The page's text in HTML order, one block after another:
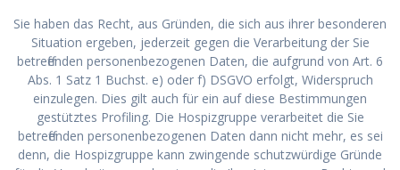
Sie haben das Recht, aus Gründen, die sich aus ihrer besonderen
Situation ergeben, jederzeit gegen die Verarbeitung der Sie
betreffenden personenbezogenen Daten, die aufgrund von Art. 6
Abs. 1 Satz 1 Buchst. e) oder f) DSGVO erfolgt, Widerspruch
einzulegen. Dies gilt auch für ein auf diese Bestimmungen
gestütztes Profiling. Die Hospizgruppe verarbeitet die Sie
betreffenden personenbezogenen Daten dann nicht mehr, es sei
denn, die Hospizgruppe kann zwingende schutzwürdige Gründe